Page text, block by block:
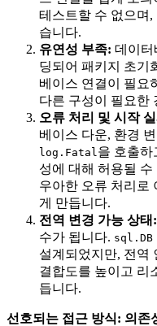
테스트할 수 없으며
습니다.
유연성 부족: 데이터
딩되어 패키지 초기
베이스 연결이 필요
다른 구성이 필요한
오류 처리 및 시작
베이스 다운, 환경
log.Fatal 을 호출하
성에 대해 허용될
우아한 오류 처리로
게 만듭니다.
전역 변경 가능 상태:
수가 됩니다. sql.DB
설계되었지만, 전역
결합도를 높이고 리
듭니다.
선호되는 접근 방식: 의존